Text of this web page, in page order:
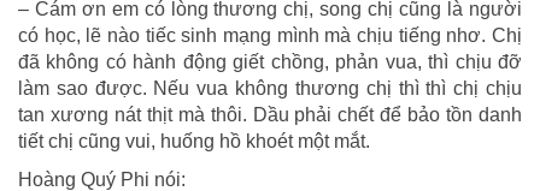
– Cám ơn em có lòng thương chị, song chị cũng là người
có học, lẽ nào tiếc sinh mạng mình mà chịu tiếng nhơ. Chị
đã không có hành động giết chồng, phản vua, thì chịu đỡ
làm sao được. Nếu vua không thương chị thì thì chị chịu
tan xương nát thịt mà thôi. Dầu phải chết để bảo tồn danh
tiết chị cũng vui, huống hồ khoét một mắt.
Hoàng Quý Phi nói: